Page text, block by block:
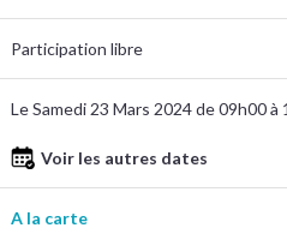
Participation libre
Le Samedi 23 Mars 2024 de 09h00 à
Voir les autres dates
A la carte